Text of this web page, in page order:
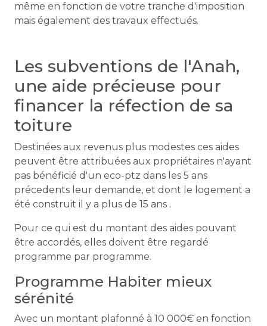
même en fonction de votre tranche d'imposition
mais également des travaux effectués.
Les subventions de l'Anah,
une aide précieuse pour
financer la réfection de sa
toiture
Destinées aux revenus plus modestes ces aides
peuvent être attribuées aux propriétaires n'ayant
pas bénéficié d'un eco-ptz dans les 5 ans
précedents leur demande, et dont le logement a
été construit il y a plus de 15 ans .
Pour ce qui est du montant des aides pouvant
être accordés, elles doivent être regardé
programme par programme.
Programme Habiter mieux
sérénité
Avec un montant plafonné à 10 000€ en fonction